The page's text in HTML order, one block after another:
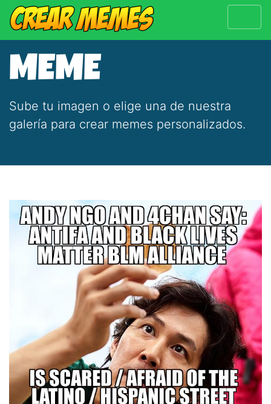
MEME
Sube tu imagen o elige una de nuestra
galería para crear memes personalizados.